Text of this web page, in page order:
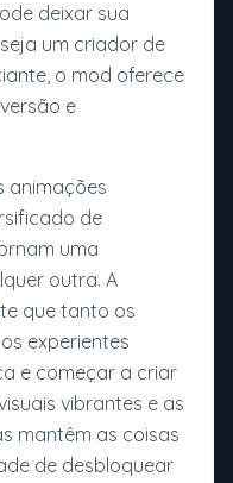
deixar sua
um criador de
o mod oferece
e
animações
de
uma
outra. A
que tanto os
experientes
e começar a criar
vibrantes e as
mantêm as coisas
de desbloquear